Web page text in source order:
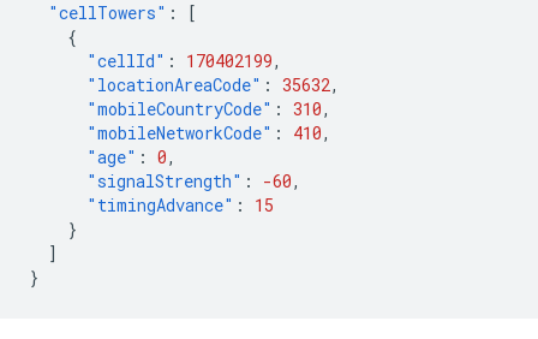
"cellTowers" :
[
{
"cellId" : 170402199,
"locationAreaCode" : 35632,
"mobileCountryCode" : 310,
"mobileNetworkCode" : 410,
"age" : 0,
"signalStrength" : -60,
"timingAdvance" :
15
}
]
}